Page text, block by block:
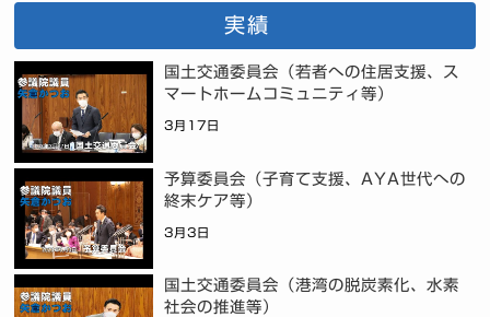
実績
国土交通委員会（若者への住居支援、ス
マートホームコミュニティ等）
3月17日
予算委員会（子育て支援、AYA世代への
終末ケア等）
3月3日
国土交通委員会（港湾の脱炭素化、水素
社会の推進等）